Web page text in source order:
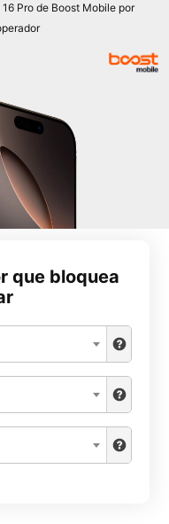
Pro de Boost Mobile por
que bloquea